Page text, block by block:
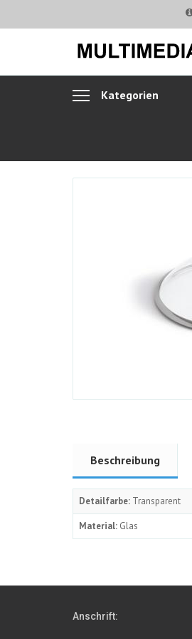
Kategorien
Beschreibung
Detailfarbe: Transparent
Material: Glas
Anschrift: